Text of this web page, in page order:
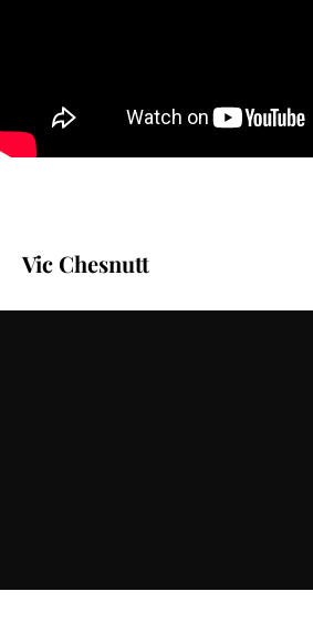
Vic Chesnutt